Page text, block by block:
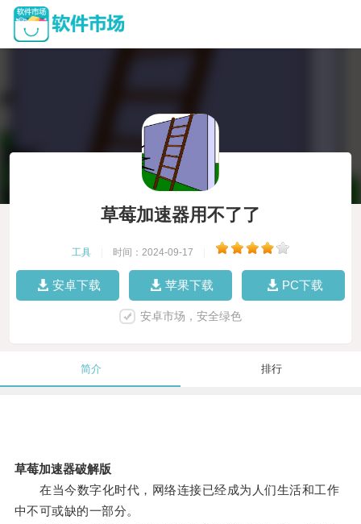
草莓加速器用不了了
工具 时间：2024-09-17
安卓下载 苹果下载 PC下载
安卓市场，安全绿色
简介 排行
草莓加速器破解版
在当今数字化时代，网络连接已经成为人们生活和工作
中不可或缺的一部分。